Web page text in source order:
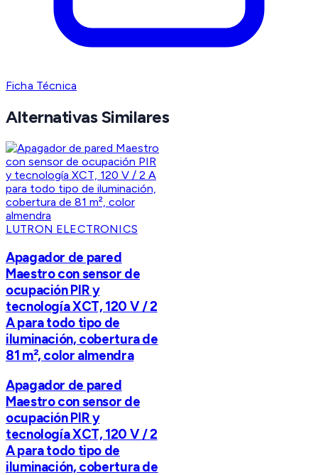
Ficha Técnica
Alternativas Similares
LUTRON ELECTRONICS
Apagador de pared
Maestro con sensor de
ocupación PIR y
tecnología XCT, 120 V / 2
A para todo tipo de
iluminación, cobertura de
81 m², color almendra
Apagador de pared
Maestro con sensor de
ocupación PIR y
tecnología XCT, 120 V / 2
A para todo tipo de
iluminación, cobertura de